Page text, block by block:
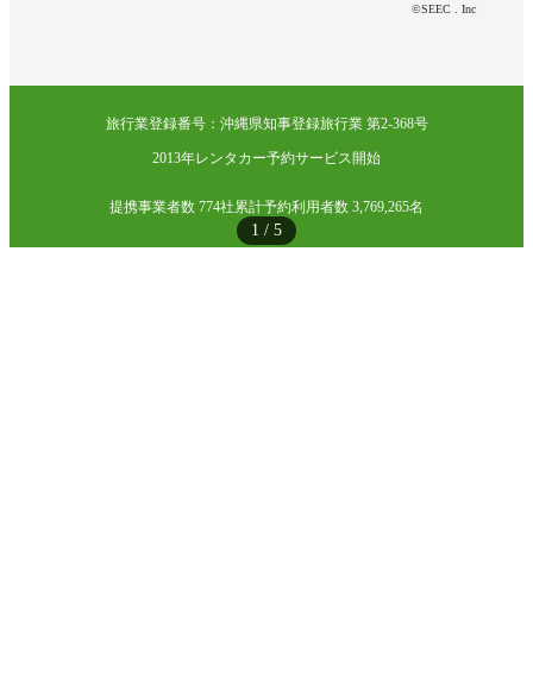
1 / 5
©SEEC . Inc
旅行業登録番号：沖縄県知事登録旅行業 第2-368号
2013年レンタカー予約サービス開始
提携事業者数 774社累計予約利用者数 3,769,265名